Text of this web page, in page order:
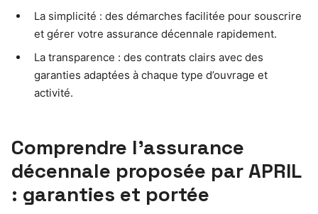
La simplicité : des démarches facilitée pour souscrire
et gérer votre assurance décennale rapidement.
La transparence : des contrats clairs avec des
garanties adaptées à chaque type d’ouvrage et
activité.
Comprendre l’assurance
décennale proposée par APRIL
: garanties et portée